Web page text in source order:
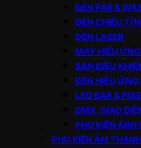
ĐÈN PAR &
ĐÈN CHIẾU
ĐÈN LASER
MÁY HIỆU
BÀN ĐIỀU
ĐÈN HIỆU ỨNG
LED BAR &
DMX, GIAO
PHỤ KIỆN ÁNH
PHỤ KIỆN ÂM